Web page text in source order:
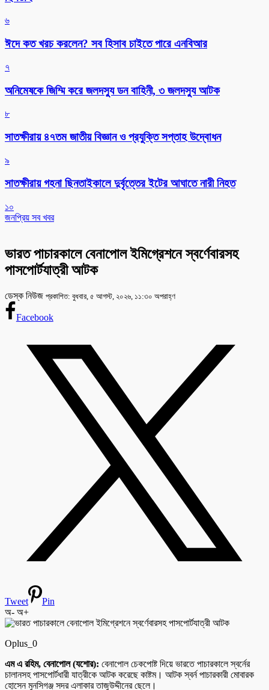
৬
ঈদে কত খরচ করলেন? সব হিসাব চাইতে পারে এনবিআর
৭
অনিমেষকে জিম্মি করে জলদস্যু ডন বাহিনী, ৩ জলদস্যু আটক
৮
সাতক্ষীরায় ৪৭তম জাতীয় বিজ্ঞান ও প্রযুক্তি সপ্তাহ উদ্বোধন
৯
সাতক্ষীরায় গহনা ছিনতাইকালে দুর্বৃত্তের ইটের আঘাতে নারী নিহত
১০
জনপ্রিয় সব খবর
ভারত পাচারকালে বেনাপোল ইমিগ্রেশনে স্বর্ণেবারসহ
পাসপোর্টযাত্রী আটক
ডেস্ক নিউজ প্রকাশিত: বুধবার, ৫ আগস্ট, ২০২৬, ১১:৩০ অপরাহ্ণ
Facebook
Tweet
Pin
অ- অ+
Oplus_0
এম এ রহিম, বেনাপোল (যশোর): বেনাপোল চেকপোষ্ট দিয়ে ভারতে পাচারকালে স্বর্নের
চালানসহ পাসপোর্টধারী যাত্রীকে আটক করেছে কাষ্টম। আটক স্বর্ন পাচারকারী মোবারক
হোসেন মুনসিগঞ্জ সদর এলাকার তাজুউদ্দীনের ছেলে।